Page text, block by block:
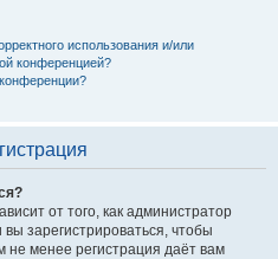
использования и/или
конференцией?
от того, как администратор
зарегистрироваться, чтобы
менее регистрация даёт вам